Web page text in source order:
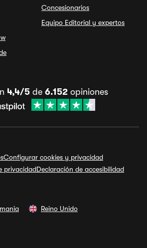
Concesionarios
Equipo Editorial y expertos
4,4/5 de 6.152 opiniones
Configurar cookies y privacidad
privacidadDeclaración de accesibilidad
Reino Unido